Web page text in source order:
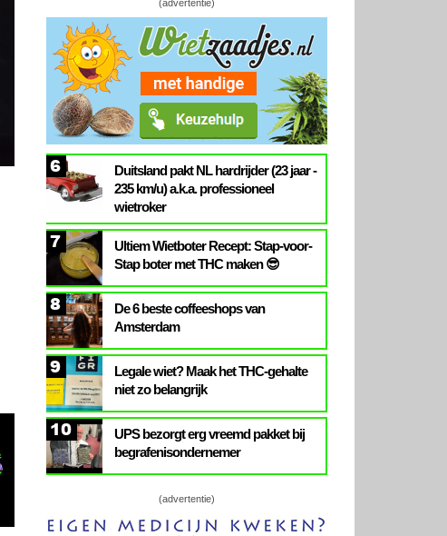
(advertentie)
6
Duitsland pakt NL hardrijder (23 jaar -
235 km/u) a.k.a. professioneel
wietroker
7
Ultiem Wietboter Recept: Stap-voor-
Stap boter met THC maken 😎
8
De 6 beste coffeeshops van
Amsterdam
9
Legale wiet? Maak het THC-gehalte
niet zo belangrijk
10
UPS bezorgt erg vreemd pakket bij
begrafenisondernemer
(advertentie)